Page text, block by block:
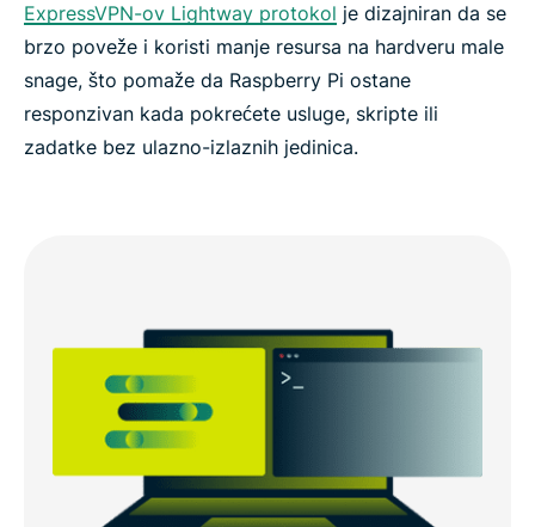
ExpressVPN-ov Lightway protokol je dizajniran da se
brzo poveže i koristi manje resursa na hardveru male
snage, što pomaže da Raspberry Pi ostane
responzivan kada pokrećete usluge, skripte ili
zadatke bez ulazno-izlaznih jedinica.